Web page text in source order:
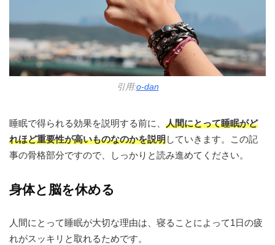
引用:o-dan
睡眠で得られる効果を説明する前に、 人間にとって睡眠がど
れほど重要性が高いものなのかを説明していきます。この記
事の骨格部分ですので、しっかりと読み進めてください。
身体と脳を休める
人間にとって睡眠が大切な理由は、寝ることによって1日の疲
れがスッキリと取れるためです。